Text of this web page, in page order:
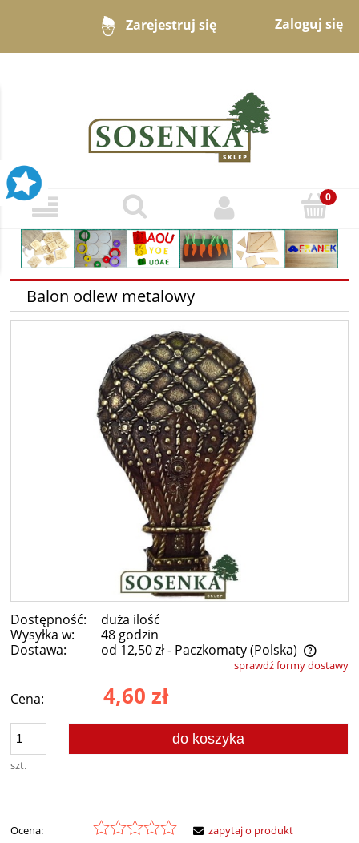
Zarejestruj się Zaloguj się
Balon odlew metalowy
Dostępność:
duża ilość
Wysyłka w:
48 godzin
Dostawa:
od 12,50 zł- Paczkomaty(Polska)
Cena nie zawiera ewentualnych kosztów płatnościsprawdź formy dostawy
Cena: 4,60 zł
szt.
do koszyka
Ocena:
zapytaj o produkt